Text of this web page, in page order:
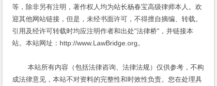
等，除非另有注明，著作权人均为站长杨春宝高级律师本人。欢
迎其他网站链接，但是，未经书面许可，不得擅自摘编、转载。
引用及经许可转载时均应注明作者和出处"法律桥"，并链接本
站。本站网址：http://www.LawBridge.org。
本站所有内容（包括法律咨询、法律法规）仅供参考，不构
成法律意见，本站不对资料的完整性和时效性负责。您在处理具